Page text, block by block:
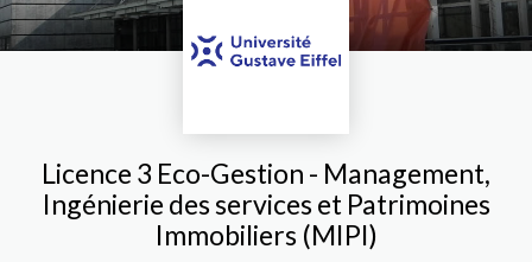
Licence 3 Eco-Gestion - Management,
Ingénierie des services et Patrimoines
Immobiliers (MIPI)